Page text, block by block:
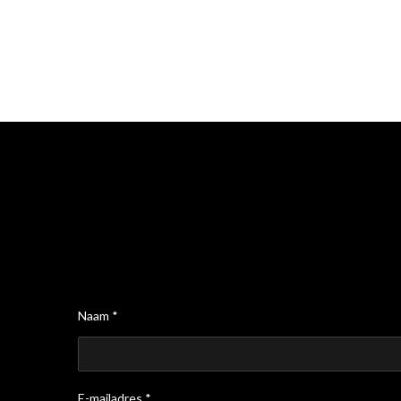
Naam *